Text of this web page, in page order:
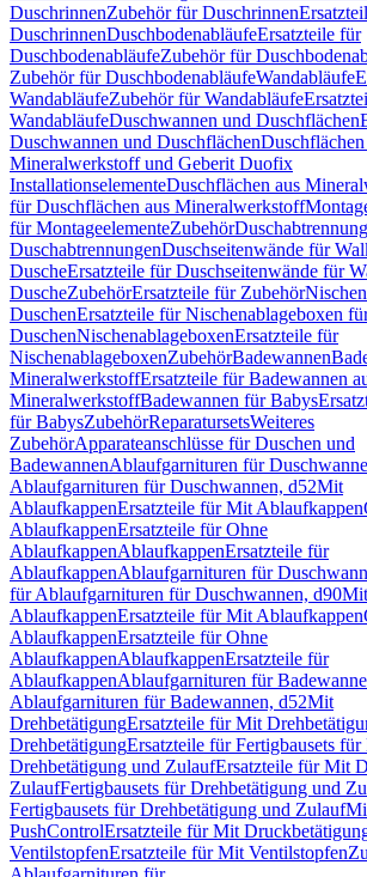
DuschrinnenZubehör für Duschrinnen
DuschrinnenDuschbodenabläufeErsatzteile für
DuschbodenabläufeZubehör für
Zubehör für DuschbodenabläufeWandabläufe
WandabläufeZubehör für Wandabläufe
WandabläufeDuschwannen und Duschflächen
Duschwannen und DuschflächenDuschflächen
Mineralwerkstoff und Geberit Duofix
InstallationselementeDuschflächen aus
für Duschflächen aus Mineralwerkstoff
für MontageelementeZubehör
DuschabtrennungenDuschseitenwände für
DuscheErsatzteile für Duschseitenwände für
DuscheZubehörErsatzteile für Zubehör
DuschenErsatzteile für Nischenablageboxen
DuschenNischenablageboxenErsatzteile für
NischenablageboxenZubehörBadewannen
MineralwerkstoffErsatzteile für Badewannen
MineralwerkstoffBadewannen für Babys
für BabysZubehörReparatursetsWeiteres
ZubehörApparateanschlüsse für Duschen und
BadewannenAblaufgarnituren für
Ablaufgarnituren für Duschwannen, d52Mit
AblaufkappenErsatzteile für Mit Ablaufkappen
AblaufkappenErsatzteile für Ohne
AblaufkappenAblaufkappenErsatzteile für
AblaufkappenAblaufgarnituren für
für Ablaufgarnituren für Duschwannen, d90Mit
AblaufkappenErsatzteile für Mit Ablaufkappen
AblaufkappenErsatzteile für Ohne
AblaufkappenAblaufkappenErsatzteile für
AblaufkappenAblaufgarnituren für
Ablaufgarnituren für Badewannen, d52Mit
DrehbetätigungErsatzteile für Mit
DrehbetätigungErsatzteile für Fertigbausets
Drehbetätigung und ZulaufErsatzteile für Mit
ZulaufFertigbausets für Drehbetätigung und
Fertigbausets für Drehbetätigung und Zulauf
PushControlErsatzteile für Mit
VentilstopfenErsatzteile für Mit Ventilstopfen